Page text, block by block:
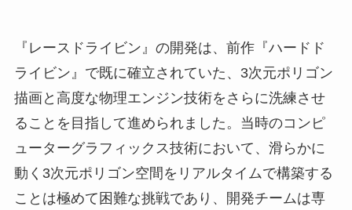
『レースドライビン』の開発は、前作『ハードド
ライビン』で既に確立されていた、3次元ポリゴン
描画と高度な物理エンジン技術をさらに洗練させ
ることを目指して進められました。当時のコンピ
ューターグラフィックス技術において、滑らかに
動く3次元ポリゴン空間をリアルタイムで構築する
ことは極めて困難な挑戦であり、開発チームは専